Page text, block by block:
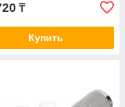
₸
Купить